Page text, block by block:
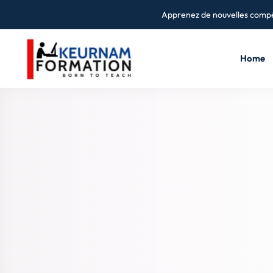
Apprenez de nouvelles
Home